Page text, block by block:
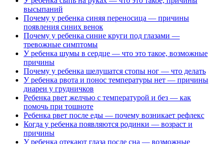
высыпаний
Почему у ребенка синяя переносица — причины
появления синих венок
Почему у ребенка синие круги под глазами —
тревожные симптомы
У ребенка шумы в сердце — что это такое, возможные
причины
Почему у ребенка шелушатся стопы ног — что делать
У ребенка рвота и понос температуры нет — причины
диареи у грудничков
Ребенка рвет желчью с температурой и без — как
помочь при тошноте
Ребенка рвет после еды — почему возникает рефлекс
Когда у ребенка появляются родинки — возраст и
причины
У ребенка отекают глаза после сна — возможные